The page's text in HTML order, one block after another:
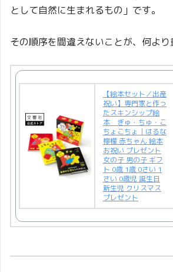
として自然に生まれるもの」です。
その順序を間違えないことが、何より
【絵本セット／出産
祝い】専門家と作っ
たスキンシップ絵
本 ぎゅ・ちゅ・こ
ちょこちょ｜はるな
檸檬 赤ちゃん 絵本
お祝い プレゼント
女の子 男の子 ギフ
ト 0歳 1歳 0さい 1
さい 0歳児 誕生日
新生児 クリスマス
プレゼント